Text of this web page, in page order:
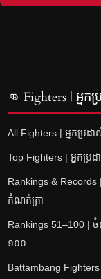
👊 Fighters | អ្នក
All Fighters | អ្នកប្រដ
Top Fighters | អ្នកប្រដ
Rankings & Records
កំណត់ត្រា
Rankings 51–100 |
១០០
Battambang Fighters